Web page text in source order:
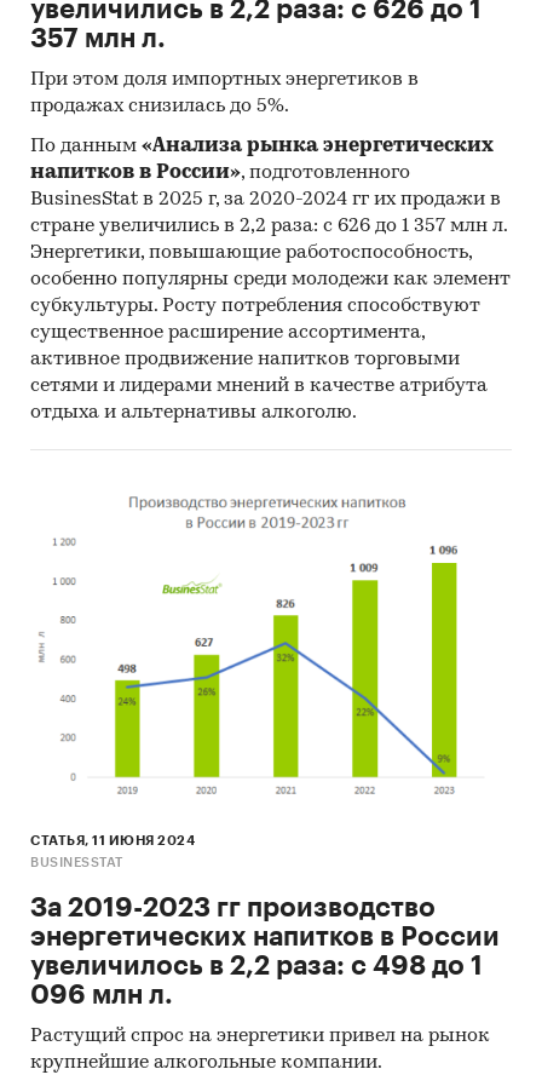
увеличились в 2,2 раза: с 626 до 1
357 млн л.
При этом доля импортных энергетиков в
продажах снизилась до 5%.
По данным «Анализа рынка энергетических
напитков в России», подготовленного
BusinesStat в 2025 г, за 2020-2024 гг их продажи в
стране увеличились в 2,2 раза: с 626 до 1 357 млн л.
Энергетики, повышающие работоспособность,
особенно популярны среди молодежи как элемент
субкультуры. Росту потребления способствуют
существенное расширение ассортимента,
активное продвижение напитков торговыми
сетями и лидерами мнений в качестве атрибута
отдыха и альтернативы алкоголю.
СТАТЬЯ, 11 ИЮНЯ 2024
BUSINESSTAT
За 2019-2023 гг производство
энергетических напитков в России
увеличилось в 2,2 раза: с 498 до 1
096 млн л.
Растущий спрос на энергетики привел на рынок
крупнейшие алкогольные компании.